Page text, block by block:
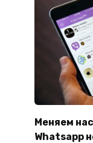
Меняем
Whatsapp